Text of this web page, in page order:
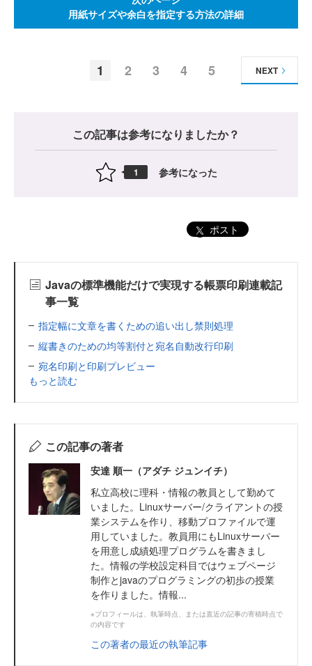
用紙サイズや余白を指定する方法の詳細
1 2 3 4 5 NEXT
この記事は参考になりましたか？
1 参考になった
ポスト
Javaの標準機能だけで実現する帳票印刷連載記
事一覧
指定幅に文章を書くための追い出し禁則処理
縦書きのための均等割付と宛名自動改行印刷
宛名印刷と印刷プレビュー
もっと読む
この記事の著者
安達 順一（アダチ ジュンイチ）
私立高校に理科・情報の教員として勤めて
いました。Linuxサーバー/クライアントの授
業システムを作り、移動プロファイルで運
用していました。教員用にもLinuxサーバー
を用意し成績処理プログラムを書きまし
た。情報の学校設定科目ではウェブページ
制作とjavaのプログラミングの初歩の授業
を作りました。情報...
※プロフィールは、執筆時点、または直近の記事の寄稿時点で
の内容です
この著者の最近の執筆記事